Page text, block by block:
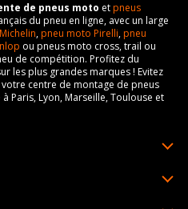
de pneus moto etpneus
du pneu en ligne, avec un large
,pneu moto Pirelli,pneu
ou pneus moto cross, trail ou
de compétition. Profitez du
les plus grandes marques ! Evitez
centre de montage de pneus
à Paris, Lyon, Marseille, Toulouse et